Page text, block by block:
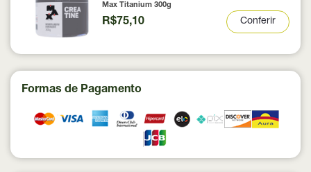
Max Titanium 300g
R$75,10 Conferir
Formas de Pagamento